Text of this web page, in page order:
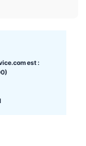
est :